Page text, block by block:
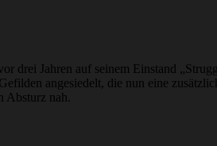
drei Jahren auf seinem Einstand
angesiedelt, die nun eine
Absturz nah.